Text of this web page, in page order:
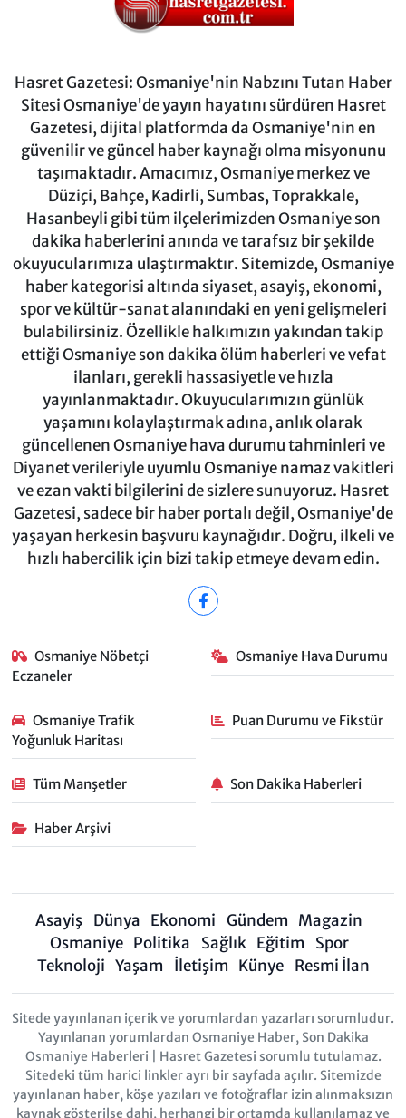
Hasret Gazetesi: Osmaniye'nin Nabzını Tutan Haber
Sitesi Osmaniye'de yayın hayatını sürdüren Hasret
Gazetesi, dijital platformda da Osmaniye'nin en
güvenilir ve güncel haber kaynağı olma misyonunu
taşımaktadır. Amacımız, Osmaniye merkez ve
Düziçi, Bahçe, Kadirli, Sumbas, Toprakkale,
Hasanbeyli gibi tüm ilçelerimizden Osmaniye son
dakika haberlerini anında ve tarafsız bir şekilde
okuyucularımıza ulaştırmaktır. Sitemizde, Osmaniye
haber kategorisi altında siyaset, asayiş, ekonomi,
spor ve kültür-sanat alanındaki en yeni gelişmeleri
bulabilirsiniz. Özellikle halkımızın yakından takip
ettiği Osmaniye son dakika ölüm haberleri ve vefat
ilanları, gerekli hassasiyetle ve hızla
yayınlanmaktadır. Okuyucularımızın günlük
yaşamını kolaylaştırmak adına, anlık olarak
güncellenen Osmaniye hava durumu tahminleri ve
Diyanet verileriyle uyumlu Osmaniye namaz vakitleri
ve ezan vakti bilgilerini de sizlere sunuyoruz. Hasret
Gazetesi, sadece bir haber portalı değil, Osmaniye'de
yaşayan herkesin başvuru kaynağıdır. Doğru, ilkeli ve
hızlı habercilik için bizi takip etmeye devam edin.
Osmaniye Nöbetçi
Eczaneler
Osmaniye Hava Durumu
Osmaniye Trafik
Yoğunluk Haritası
Puan Durumu ve Fikstür
Tüm Manşetler Son Dakika Haberleri
Haber Arşivi
Asayiş Dünya Ekonomi Gündem Magazin
Osmaniye Politika Sağlık Eğitim
Spor
Teknoloji Yaşam İletişim Künye Resmi İlan
Sitede yayınlanan içerik ve yorumlardan yazarları sorumludur.
Yayınlanan yorumlardan Osmaniye Haber, Son Dakika
Osmaniye Haberleri | Hasret Gazetesi sorumlu tutulamaz.
Sitedeki tüm harici linkler ayrı bir sayfada açılır. Sitemizde
yayınlanan haber, köşe yazıları ve fotoğraflar izin alınmaksızın
kaynak gösterilse dahi, herhangi bir ortamda kullanılamaz ve